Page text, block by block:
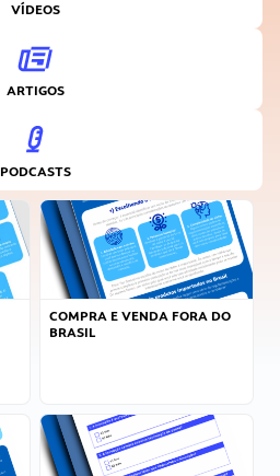
VÍDEOS
ARTIGOS
PODCASTS
COMPRA E VENDA FORA DO
BRASIL